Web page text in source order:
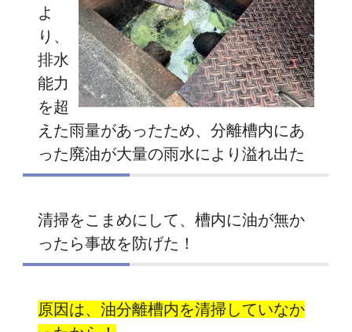
よ
り、
排水
能力
を超
えた雨量があったため、分離槽内にあ
った廃油が大量の雨水により溢れ出た
清掃をこまめにして、槽内に油が無か
ったら事故を防げた！
原因は、油分離槽内を清掃していなか